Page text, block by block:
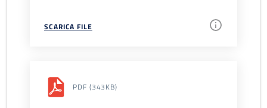
SCARICA FILE
PDF (343KB)